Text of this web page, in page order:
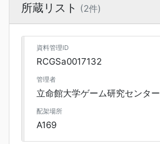
所蔵リスト (2件)
資料管理ID
RCGSa0017132
管理者
立命館大学ゲーム研究センター
配架場所
A169